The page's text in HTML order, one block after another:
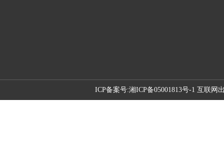
ICP备案号:湘ICP备05001813号-1 互联网